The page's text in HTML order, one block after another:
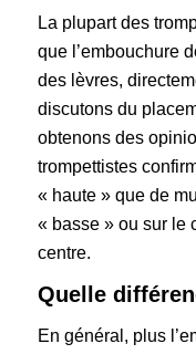
La plupart des
que l’embouchure
des lèvres,
discutons du
obtenons des
trompettistes
« haute » que de
« basse » ou sur le
centre.
Quelle
En général, plus